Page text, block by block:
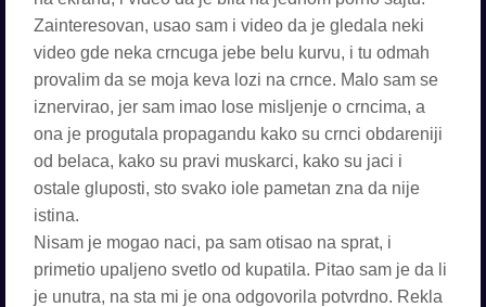
Zainteresovan, usao sam i video da je gledala neki
video gde neka crncuga jebe belu kurvu, i tu odmah
provalim da se moja keva lozi na crnce. Malo sam se
iznervirao, jer sam imao lose misljenje o crncima, a
ona je progutala propagandu kako su crnci obdareniji
od belaca, kako su pravi muskarci, kako su jaci i
ostale gluposti, sto svako iole pametan zna da nije
istina.
Nisam je mogao naci, pa sam otisao na sprat, i
primetio upaljeno svetlo od kupatila. Pitao sam je da li
je unutra, na sta mi je ona odgovorila potvrdno. Rekla